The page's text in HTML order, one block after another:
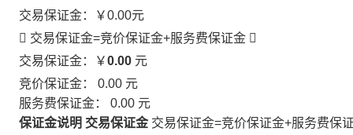
交易保证金：
￥0.00元
 交易保证金=竞价保证金+服务费保证金 
交易保证金：￥0.00 元
竞价保证金： 0.00 元
服务费保证金： 0.00 元
保证金说明 交易保证金 交易保证金=竞价保证金+服务费保